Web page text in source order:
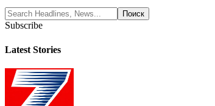
Subscribe
Latest Stories